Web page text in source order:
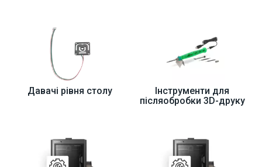
Давачі рівня столу
Інструменти для
післяобробки 3D-друку